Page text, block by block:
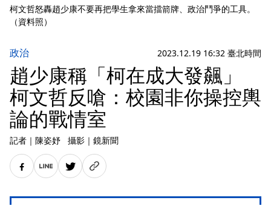
柯文哲怒轟趙少康不要再把學生拿來當擋箭牌、政治鬥爭的工具。
（資料照）
政治 2023.12.19 16:32 臺北時間
趙少康稱「柯在成大發飆」
柯文哲反嗆：校園非你操控輿
論的戰情室
記者 ｜ 陳姿妤 攝影 ｜ 鏡新聞